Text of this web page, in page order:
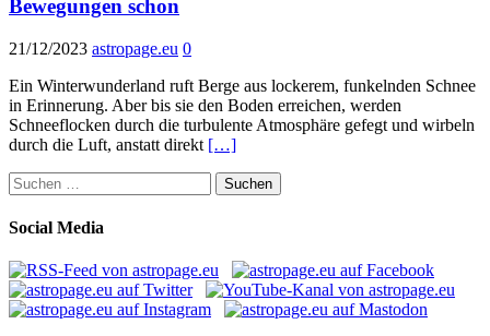
Bewegungen schon
21/12/2023 astropage.eu 0
Ein Winterwunderland ruft Berge aus lockerem, funkelnden Schnee
in Erinnerung. Aber bis sie den Boden erreichen, werden
Schneeflocken durch die turbulente Atmosphäre gefegt und wirbeln
durch die Luft, anstatt direkt […]
Suchen
nach:
Social Media